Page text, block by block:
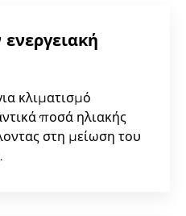
ενεργειακή
κλιματισμό
ποσά ηλιακής
στη μείωση του